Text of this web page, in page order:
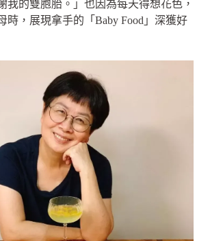
我的雙胞胎。」也因為每天得想花色，
時，展現拿手的「Baby Food」深獲好